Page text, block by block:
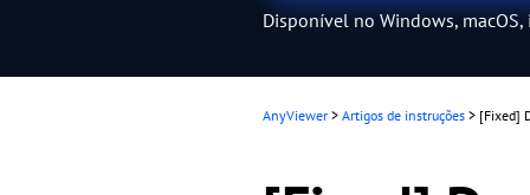
Disponível no Windows, macOS,
AnyViewer > Artigos de instruções > [Fixed]